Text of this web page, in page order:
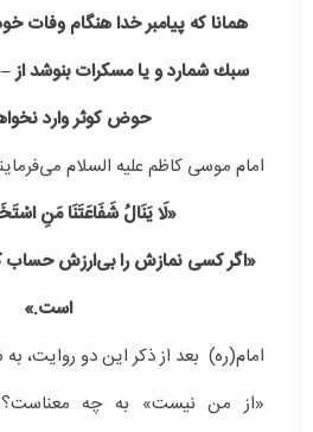
همانا كه پيامبر خدا هنگام وفات
سبك شمارد و يا مسكرات بنوشد از
حوض كوثر وارد
امام موسی کاظم علیه السلام
«لَا يَنَالُ‏ شَفَاعَتَنَا مَنِ
«اگر کسی نمازش را بی‌ارزش حساب
است.»
امام(ره) بعد از ذکر این دو روایت،
«از من نیست» به چه معناست؟